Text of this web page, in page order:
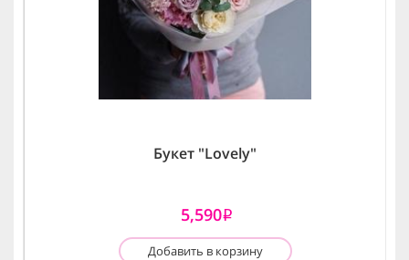
Букет "Lovely"
5,590i
Добавить в корзину